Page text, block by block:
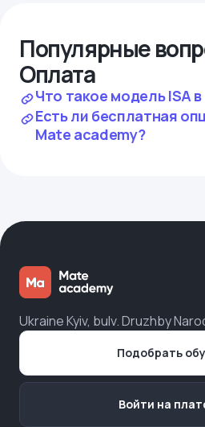
Популярные
Оплата
Что такое модель ISA
Есть ли бесплатная
Mate academy?
Ukraine Kyiv, bulv. Druzhby
Подобрать
Войти на